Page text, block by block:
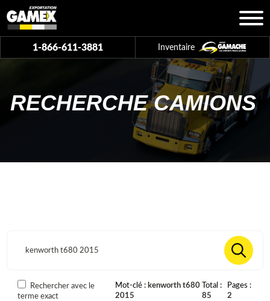
1-866-611-3881 Inventaire
RECHERCHE CAMIONS
Rechercher avec le
terme exact
Mot-clé
kenworth t680
2015
Total
85
Pages
2